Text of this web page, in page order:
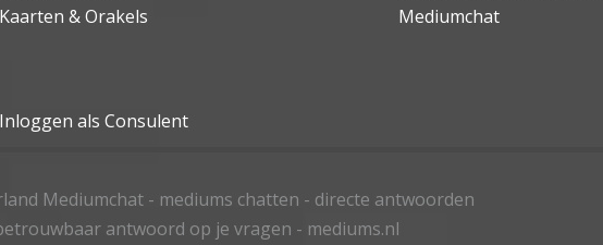
Kaarten & Orakels Mediumchat
Inloggen als Consulent
Mediumchat - mediums chatten - directe antwoorden
antwoord op je vragen - mediums.nl